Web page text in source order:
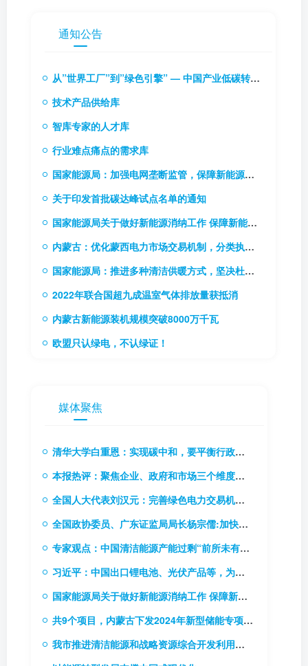
通知公告
从”世界工厂”到”绿色引擎” — 中国产业低碳转型的实践逻辑与投资启示
技术产品供给库
智库专家的人才库
行业难点痛点的需求库
国家能源局：加强电网垄断监管，保障新能源和新型主体接入电网
关于印发首批碳达峰试点名单的通知
国家能源局关于做好新能源消纳工作 保障新能源高质量发展的通知
内蒙古：优化蒙西电力市场交易机制，分类执行新能源风险防范机制
国家能源局：推进多种清洁供暖方式，坚决杜绝“一刀切”
2022年联合国超九成温室气体排放量获抵消
内蒙古新能源装机规模突破8000万千瓦
欧盟只认绿电，不认绿证！
媒体聚焦
清华大学白重恩：实现碳中和，要平衡行政手段和价格手段
本报热评：聚焦企业、政府和市场三个维度，推动碳市场能力建设
全国人大代表刘汉元：完善绿色电力交易机制，扩大绿电交易试点
全国政协委员、广东证监局局长杨宗儒:加快推进碳市场立法进程 研究推出碳排放权期货
专家观点：中国清洁能源产能过剩“前所未有”！
习近平：中国出口锂电池、光伏产品等，为全球应对气候变化和绿色低碳转型作出巨大贡献
国家能源局关于做好新能源消纳工作 保障新能源高质量发展的通知
共9个项目，内蒙古下发2024年新型储能专项行动实施项目清单
我市推进清洁能源和战略资源综合开发利用基地建设